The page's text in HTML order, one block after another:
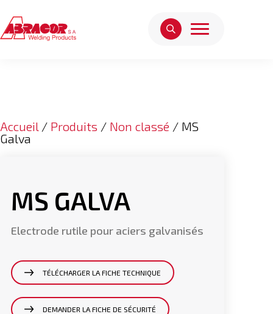
Accueil / Produits / Non classé / MS
Galva
MS GALVA
Electrode rutile pour aciers galvanisés
TÉLÉCHARGER LA FICHE TECHNIQUE
DEMANDER LA FICHE DE SÉCURITÉ